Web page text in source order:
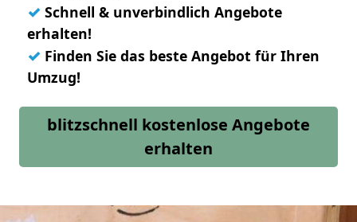
✓ Schnell & unverbindlich Angebote
erhalten!
✓ Finden Sie das beste Angebot für Ihren
Umzug!
blitzschnell kostenlose Angebote
erhalten